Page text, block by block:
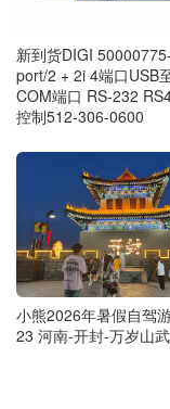
新到货DIGI
port/2 + 2i 4端口USB
COM端口 RS-232
控制512-306-0600
小熊2026年暑假自驾
23 河南-开封-万岁山